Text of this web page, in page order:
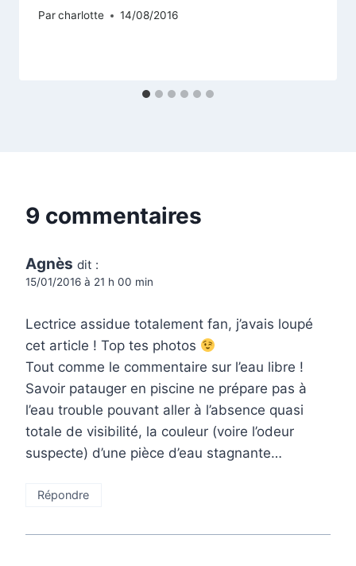
Parcharlotte 14/08/2016
9 commentaires
Agnès dit :
15/01/2016 à 21 h 00 min
Lectrice assidue totalement fan, j’avais loupé
cet article ! Top tes photos
Tout comme le commentaire sur l’eau libre !
Savoir patauger en piscine ne prépare pas à
l’eau trouble pouvant aller à l’absence quasi
totale de visibilité, la couleur (voire l’odeur
suspecte) d’une pièce d’eau stagnante…
Répondre